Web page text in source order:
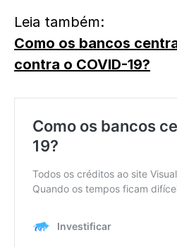
Leia também:
Como os bancos
contra o COVID-19?